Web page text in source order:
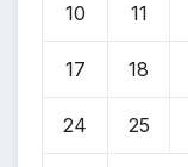
10 11
17 18
24 25